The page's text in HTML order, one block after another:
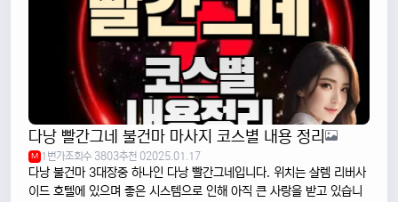
다낭 빨간그네 불건마 마사지 코스별 내용 정리
M 1번가조회수 3803추천 02025.01.17
다낭 불건마 3대장중 하나인 다낭 빨간그네입니다. 위치는 살렘 리버사
이드 호텔에 있으며 좋은 시스템으로 인해 아직 큰 사랑을 받고 있습니